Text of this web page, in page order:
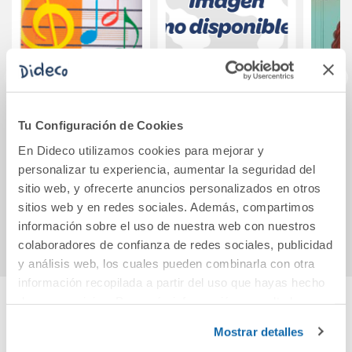
Tu Configuración de Cookies
En Dideco utilizamos cookies para mejorar y
personalizar tu experiencia, aumentar la seguridad del
sitio web, y ofrecerte anuncios personalizados en otros
sitios web y en redes sociales. Además, compartimos
información sobre el uso de nuestra web con nuestros
colaboradores de confianza de redes sociales, publicidad
y análisis web, los cuales pueden combinarla con otra
información recopilada a partir del uso que hayas hecho
Mostrar detalles
CUADERNO
2,50€
Comprar
DEMO
0,01€
Comprar
Cuéntanos tu opinión